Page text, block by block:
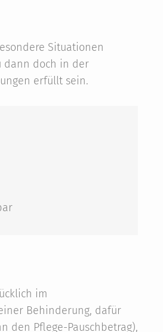
Situationen
dann doch in der
erfüllt sein.
im
Behinderung, dafür
den Pflege-Pauschbetrag),